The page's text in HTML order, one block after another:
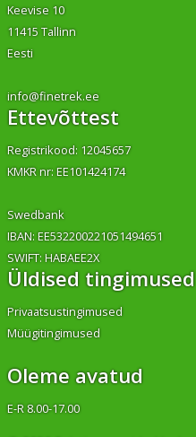
Keevise 10
11415 Tallinn
Eesti
info@finetrek.ee
Ettevõttest
Registrikood: 12045657
KMKR nr: EE101424174
Swedbank
IBAN: EE532200221051494651
SWIFT: HABAEE2X
Üldised tingimused
Privaatsustingimused
Müügitingimused
Oleme avatud
E-R 8.00-17.00